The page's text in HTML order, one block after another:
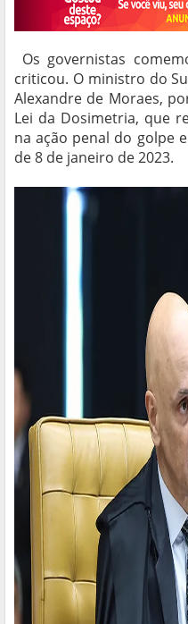
Os governistas
criticou. O ministro do
Alexandre de Moraes,
Lei da Dosimetria, que
na ação penal do golpe
de 8 de janeiro de 2023.